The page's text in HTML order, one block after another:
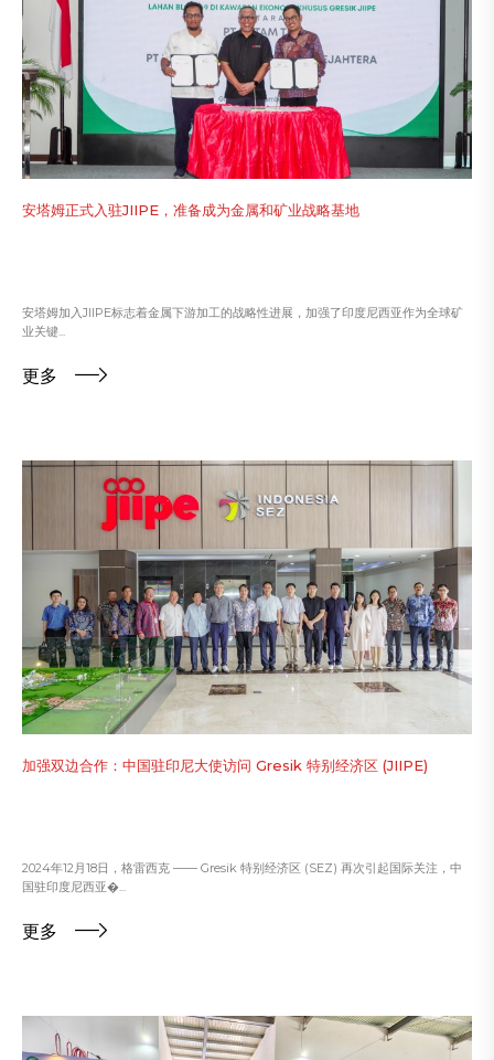
安塔姆正式入驻JIIPE，准备成为金属和矿业战略基地
安塔姆加入JIIPE标志着金属下游加工的战略性进展，加强了印度尼西亚作为全球矿
业关键...
更多
加强双边合作：中国驻印尼大使访问 Gresik 特别经济区 (JIIPE)
2024年12月18日，格雷西克 —— Gresik 特别经济区 (SEZ) 再次引起国际关注，中
国驻印度尼西亚�...
更多